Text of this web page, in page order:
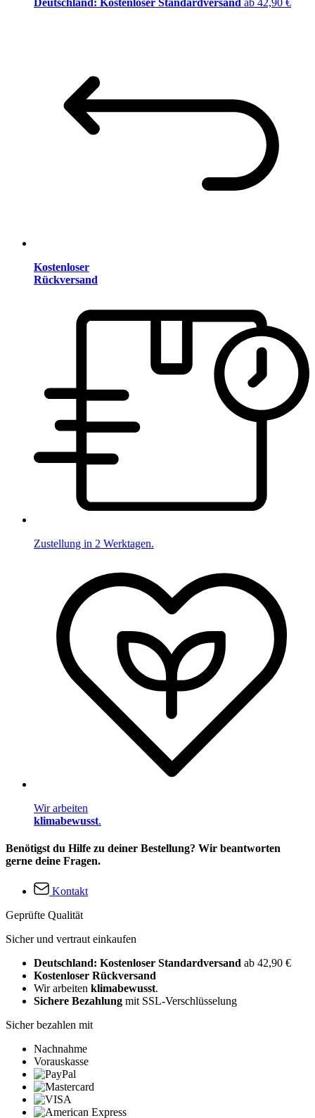
Deutschland: Kostenloser Standardversand ab 42,90 €
Kostenloser
Rückversand
Zustellung in 2 Werktagen.
Wir arbeiten
klimabewusst.
Benötigst du Hilfe zu deiner Bestellung? Wir beantworten
gerne deine Fragen.
Kontakt
Geprüfte Qualität
Sicher und vertraut einkaufen
Deutschland: Kostenloser Standardversand ab 42,90 €
Kostenloser Rückversand
Wir arbeiten klimabewusst.
Sichere Bezahlung mit SSL-Verschlüsselung
Sicher bezahlen mit
Nachnahme
Vorauskasse